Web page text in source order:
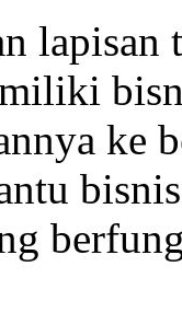
lapisan
ke